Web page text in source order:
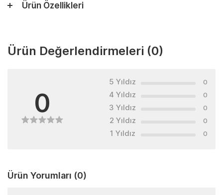
Ürün Özellikleri
Ürün Değerlendirmeleri (0)
0
5 Yıldız 0
4 Yıldız 0
3 Yıldız 0
2 Yıldız 0
1 Yıldız 0
Ürün Yorumları (0)